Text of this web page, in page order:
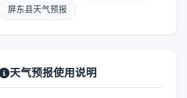
屏东县天气预报
天气预报使用说明